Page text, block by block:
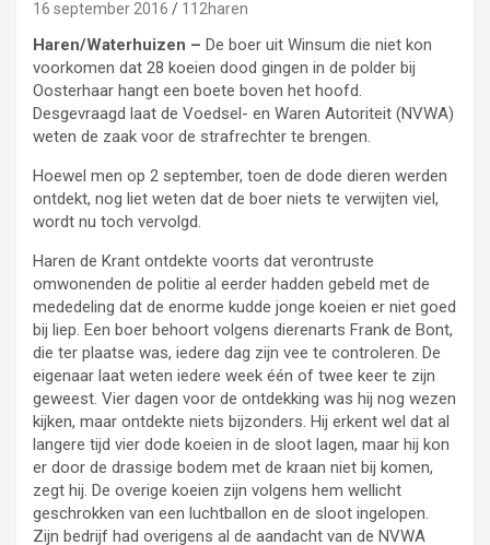
16 september 2016 112haren
Haren/Waterhuizen – De boer uit Winsum die niet kon
voorkomen dat 28 koeien dood gingen in de polder bij
Oosterhaar hangt een boete boven het hoofd.
Desgevraagd laat de Voedsel- en Waren Autoriteit (NVWA)
weten de zaak voor de strafrechter te brengen.
Hoewel men op 2 september, toen de dode dieren werden
ontdekt, nog liet weten dat de boer niets te verwijten viel,
wordt nu toch vervolgd.
Haren de Krant ontdekte voorts dat verontruste
omwonenden de politie al eerder hadden gebeld met de
mededeling dat de enorme kudde jonge koeien er niet goed
bij liep. Een boer behoort volgens dierenarts Frank de Bont,
die ter plaatse was, iedere dag zijn vee te controleren. De
eigenaar laat weten iedere week één of twee keer te zijn
geweest. Vier dagen voor de ontdekking was hij nog wezen
kijken, maar ontdekte niets bijzonders. Hij erkent wel dat al
langere tijd vier dode koeien in de sloot lagen, maar hij kon
er door de drassige bodem met de kraan niet bij komen,
zegt hij. De overige koeien zijn volgens hem wellicht
geschrokken van een luchtballon en de sloot ingelopen.
Zijn bedrijf had overigens al de aandacht van de NVWA